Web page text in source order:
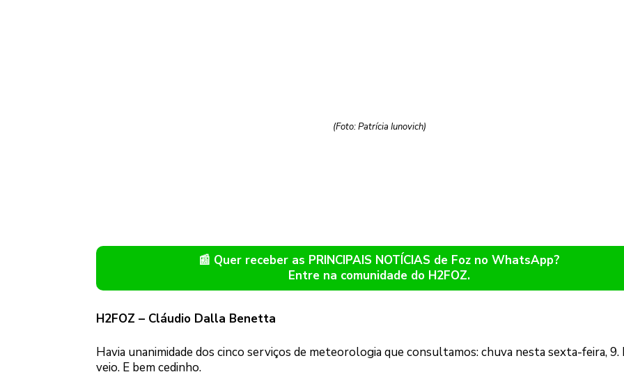
(Foto: Patrícia Iunovich)
📰 Quer receber as PRINCIPAIS NOTÍCIAS de Foz no WhatsApp?
Entre na comunidade do H2FOZ.
H2FOZ – Cláudio Dalla Benetta
Havia unanimidade dos cinco serviços de meteorologia que consultamos: chuva nesta sexta-feira, 9.
veio. E bem cedinho.